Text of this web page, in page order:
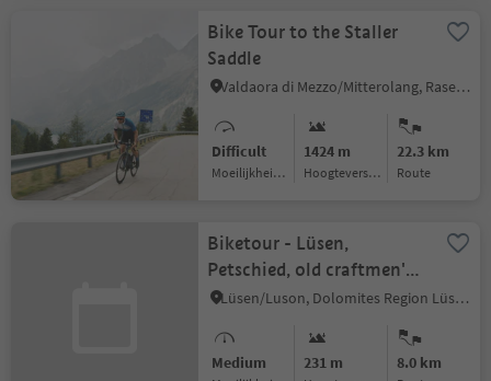
Bike Tour to the Staller
Saddle
Valdaora di Mezzo/Mitterolang, Rasen-Antholz/Rasun Anterselva, Dolomites Region Kronplatz/Plan de Corones
Difficult
Moeilijkheidsgraad
1424 m
Hoogteverschil
22.3 km
Route
Biketour - Lüsen,
Petschied, old craftmen's
zone, swimming pond
Lüsen/Luson, Dolomites Region Lüsen Villnöss
Medium 231 m 8.0 km